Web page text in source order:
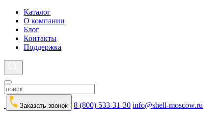
Каталог
О компании
Блог
Контакты
Поддержка
Заказать звонок 8 (800) 533-31-30 info@shell-moscow.ru